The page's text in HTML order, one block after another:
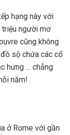
hạng này với
triệu người mơ
cũng không
sộ chứa các cổ
hưng … chẳng
năm!
ở Rome với gần